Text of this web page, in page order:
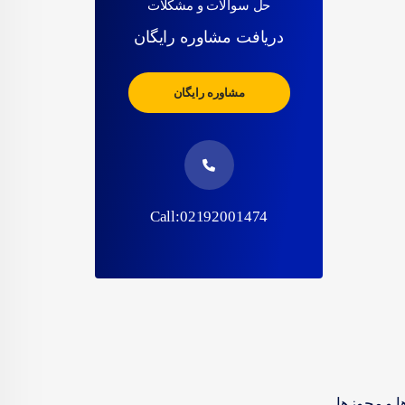
حل سوالات و مشکلات
دریافت مشاوره رایگان
مشاوره رایگان
Call:02192001474